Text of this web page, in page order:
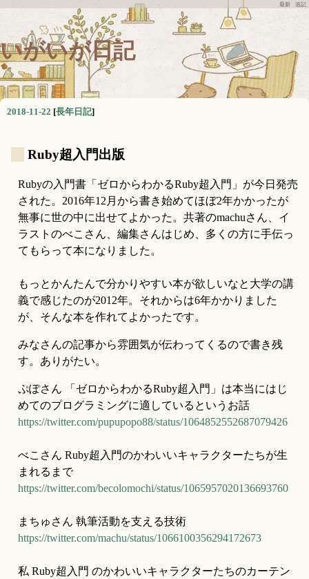
最新 追記
いがいが日記
2018-11-22 [長年日記]
Ruby超入門出版
Rubyの入門書「ゼロからわかるRuby超入門」が今日発売
された。2016年12月から書き始めてほぼ2年かかったが
無事に世の中に出せてよかった。共著のmachuさん、イ
ラストのべこさん、編集さんはじめ、多くの方に手伝っ
てもらって本になりました。
もっとかんたんで分かりやすい本が欲しいなと大学の講
義で感じたのが2012年。それからは6年かかりました
が、そんな本を作れてよかったです。
みなさんの記事から雰囲気が伝わってくるので書き残
す。ありがたい。
ぷぽさん 「ゼロからわかるRuby超入門」は本当にはじ
https://twitter.com/pupupopo88/status/1064852552687079426
べこさん Ruby超入門のかわいいキャラクターたちが生
まれるまで
https://twitter.com/becolomochi/status/1065957020136693760
https://twitter.com/machu/status/1066100356294172673
私 Ruby超入門 のかわいいキャラクターたちのカーテン